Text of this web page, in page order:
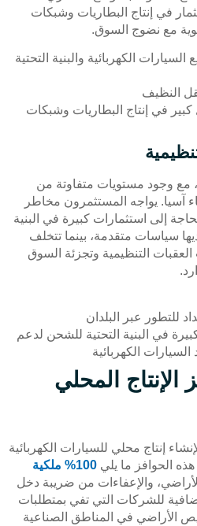
في إنتاج البطاريات وشبكات
مع نضوج السوق.
السيارات الكهربائية والبنية التحتية
النظيف
كبير في إنتاج البطاريات وشبكات
مع وجود مستويات متفاوتة من
آسيا. يواجه المستثمرون مخاطر
إلى استثمارات كبيرة في البنية
سياسات متقدمة، بينما تتخلف
التنظيمية وتجزئة السوق
للتطور عبر البلدان
في البنية التحتية للشحن لدعم
السيارات الكهربائية
الإنتاج المحلي
إنتاج محلي للسيارات الكهربائية
الحوافز ما يلي
100% ملكية
والإعفاءات من ضريبة دخل
للشركات التي تفي بمتطلبات
الأراضي في المناطق الصناعية